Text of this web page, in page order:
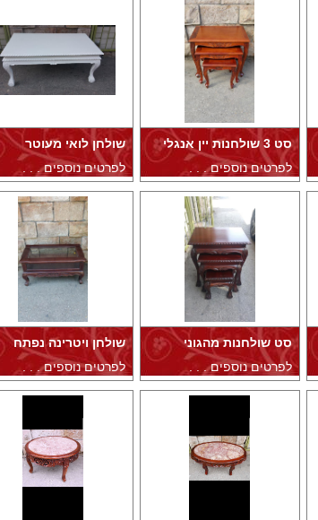
סט 3 שולחנות יין אנגלי
לפרטים נוספים . . .
שולחן לואי מעוטר
לפרטים נוספים . . .
סט שולחנות מהגוני
לפרטים נוספים . . .
שולחן ויטרינה נפתח
לפרטים נוספים . . .